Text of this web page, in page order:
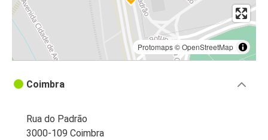
Protomaps©OpenStreetMap
Coimbra
Rua do Padrão
3000-109 Coimbra